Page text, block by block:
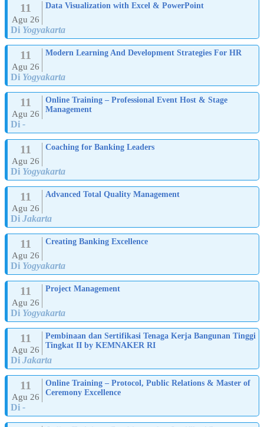
11
Agu 26
Data Visualization with Excel & PowerPoint
Di Yogyakarta
11
Agu 26
Modern Learning And Development Strategies For HR
Di Yogyakarta
11
Agu 26
Online Training – Professional Event Host & Stage
Management
Di -
11
Agu 26
Coaching for Banking Leaders
Di Yogyakarta
11
Agu 26
Advanced Total Quality Management
Di Jakarta
11
Agu 26
Creating Banking Excellence
Di Yogyakarta
11
Agu 26
Project Management
Di Yogyakarta
11
Agu 26
Pembinaan dan Sertifikasi Tenaga Kerja Bangunan Tinggi
Tingkat II by KEMNAKER RI
Di Jakarta
11
Agu 26
Online Training – Protocol, Public Relations & Master of
Ceremony Excellence
Di -